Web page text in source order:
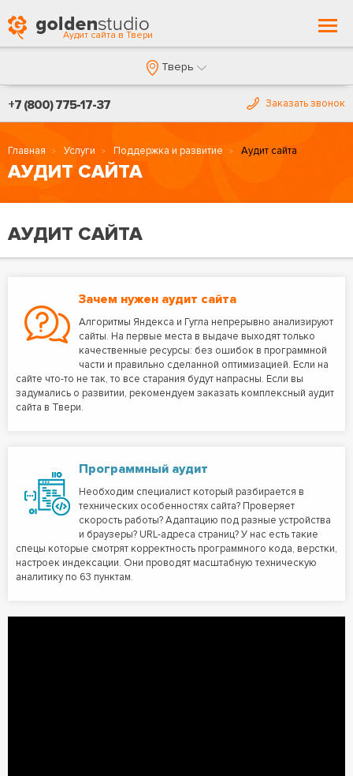
Аудит сайта в Твери
Тверь
+7 (800) 775-17-37 Заказать звонок
Главная Услуги Поддержка и развитие Аудит сайта
АУДИТ САЙТА
АУДИТ САЙТА
Зачем нужен аудит сайта
Алгоритмы Яндекса и Гугла непрерывно анализируют
сайты. На первые места в выдаче выходят только
качественные ресурсы: без ошибок в программной
части и правильно сделанной оптимизацией. Если на
сайте что-то не так, то все старания будут напрасны. Если вы
задумались о развитии, рекомендуем заказать комплексный аудит
сайта в Твери.
Программный аудит
Необходим специалист который разбирается в
технических особенностях сайта? Проверяет
скорость работы? Адаптацию под разные устройства
и браузеры? URL-адреса страниц? У нас есть такие
спецы которые смотрят корректность программного кода, верстки,
настроек индексации. Они проводят масштабную техническую
аналитику по 63 пунктам.